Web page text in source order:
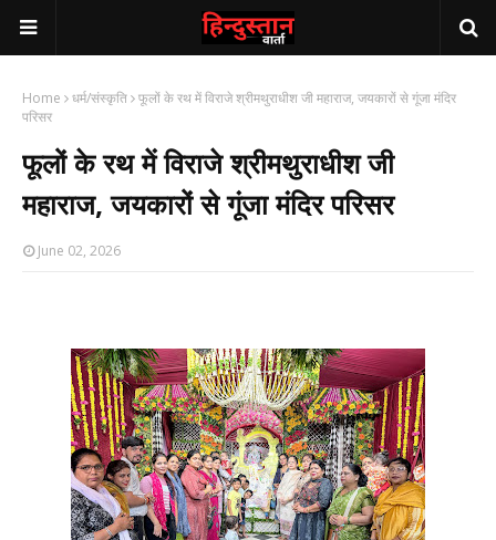
Home धर्म/संस्कृति फूलों के रथ में विराजे श्रीमथुराधीश जी महाराज, जयकारों से गूंजा मंदिर
परिसर
फूलों के रथ में विराजे श्रीमथुराधीश जी
महाराज, जयकारों से गूंजा मंदिर परिसर
June 02, 2026